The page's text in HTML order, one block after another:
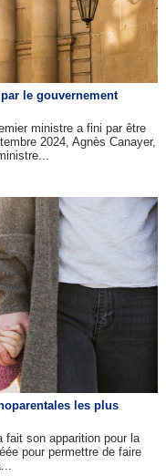
le gouvernement
ministre a fini par être
2024, Agnès Canayer,
les plus
fait son apparition pour la
pour permettre de faire